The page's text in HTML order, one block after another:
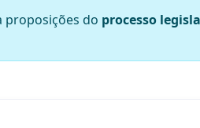
proposições do processo